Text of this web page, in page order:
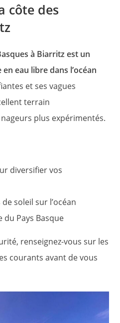
côte des
à Biarritz est un
eau libre dans l’océan
et ses vagues
terrain
plus expérimentés.
diversifier vos
soleil sur l’océan
Pays Basque
renseignez-vous sur les
courants avant de vous